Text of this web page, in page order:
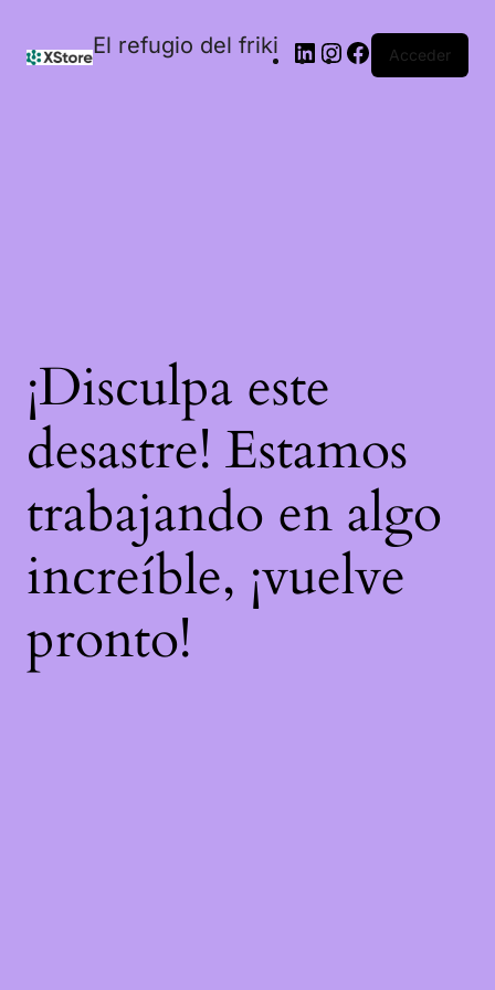
El refugio del friki Acceder
¡Disculpa este
desastre! Estamos
trabajando en algo
increíble, ¡vuelve
pronto!